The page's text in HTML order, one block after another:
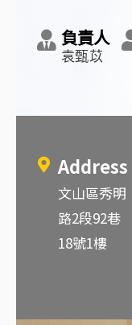
負責人
袁甄苡
Address
文山區秀明
路2段92巷
18號1樓